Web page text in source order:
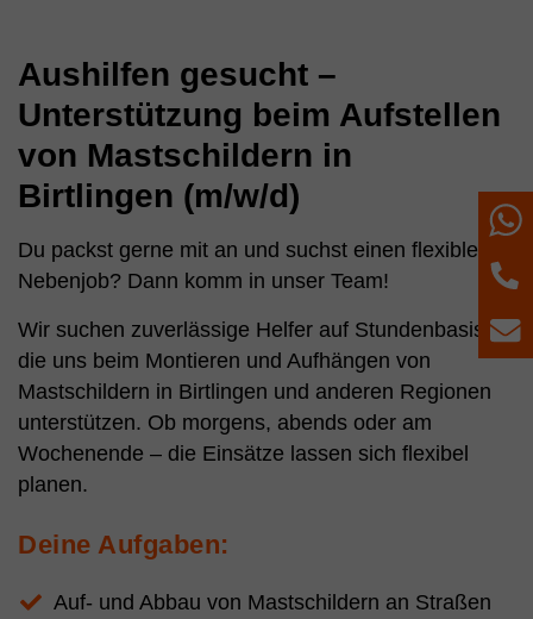
Aushilfen gesucht –
Unterstützung beim Aufstellen
von Mastschildern in
Birtlingen (m/w/d)
Du packst gerne mit an und suchst einen flexiblen
Nebenjob? Dann komm in unser Team!
Wir suchen zuverlässige Helfer auf Stundenbasis,
die uns beim Montieren und Aufhängen von
Mastschildern in Birtlingen und anderen Regionen
unterstützen. Ob morgens, abends oder am
Wochenende – die Einsätze lassen sich flexibel
planen.
Deine Aufgaben:
Auf- und Abbau von Mastschildern an Straßen